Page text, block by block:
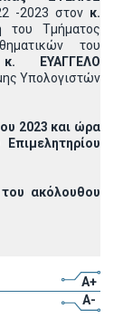
-2023 στον κ.
του Τμήματος
του
κ. ΕΥΑΓΓΕΛΟ
Υπολογιστών
2023 και ώρα
ακόλουθου
A+
A-